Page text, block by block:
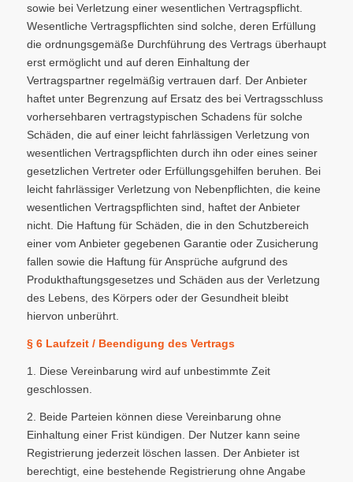
sowie bei Verletzung einer wesentlichen Vertragspflicht.
Wesentliche Vertragspflichten sind solche, deren Erfüllung
die ordnungsgemäße Durchführung des Vertrags überhaupt
erst ermöglicht und auf deren Einhaltung der
Vertragspartner regelmäßig vertrauen darf. Der Anbieter
haftet unter Begrenzung auf Ersatz des bei Vertragsschluss
vorhersehbaren vertragstypischen Schadens für solche
Schäden, die auf einer leicht fahrlässigen Verletzung von
wesentlichen Vertragspflichten durch ihn oder eines seiner
gesetzlichen Vertreter oder Erfüllungsgehilfen beruhen. Bei
leicht fahrlässiger Verletzung von Nebenpflichten, die keine
wesentlichen Vertragspflichten sind, haftet der Anbieter
nicht. Die Haftung für Schäden, die in den Schutzbereich
einer vom Anbieter gegebenen Garantie oder Zusicherung
fallen sowie die Haftung für Ansprüche aufgrund des
Produkthaftungsgesetzes und Schäden aus der Verletzung
des Lebens, des Körpers oder der Gesundheit bleibt
hiervon unberührt.
§ 6Laufzeit / Beendigung des Vertrags
1. Diese Vereinbarung wird auf unbestimmte Zeit
geschlossen.
2. Beide Parteien können diese Vereinbarung ohne
Einhaltung einer Frist kündigen. Der Nutzer kann seine
Registrierung jederzeit löschen lassen. Der Anbieter ist
berechtigt, eine bestehende Registrierung ohne Angabe